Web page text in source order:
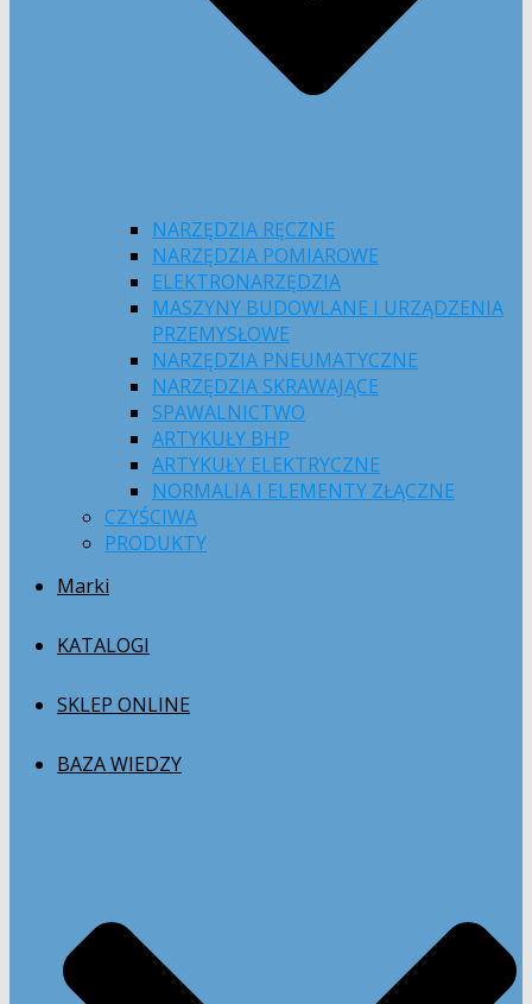
NARZĘDZIA RĘCZNE
NARZĘDZIA POMIAROWE
ELEKTRONARZĘDZIA
MASZYNY BUDOWLANE I URZĄDZENIA
PRZEMYSŁOWE
NARZĘDZIA PNEUMATYCZNE
NARZĘDZIA SKRAWAJĄCE
SPAWALNICTWO
ARTYKUŁY BHP
ARTYKUŁY ELEKTRYCZNE
NORMALIA I ELEMENTY ZŁĄCZNE
CZYŚCIWA
PRODUKTY
Marki
KATALOGI
SKLEP ONLINE
BAZA WIEDZY